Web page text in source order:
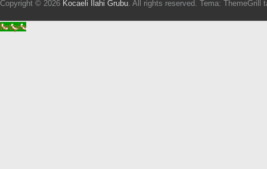
Copyright © 2026 Kocaeli İlahi Grubu. All rights reserved. Tema: ThemeGrill
İletişim